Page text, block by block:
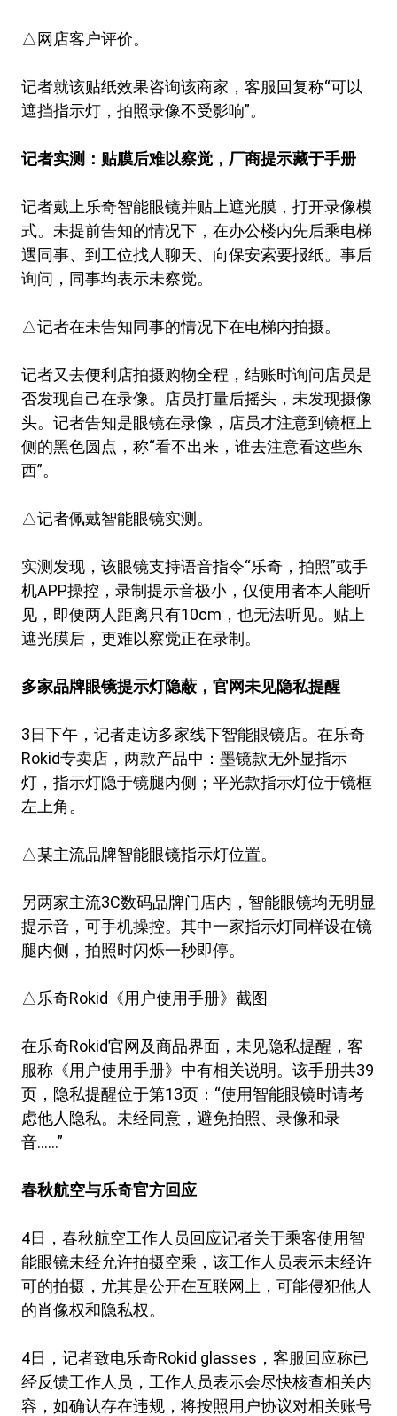
△网店客户评价。
记者就该贴纸效果咨询该商家，客服回复称“可以
遮挡指示灯，拍照录像不受影响”。
记者实测：贴膜后难以察觉，厂商提示藏于手册
记者戴上乐奇智能眼镜并贴上遮光膜，打开录像模
式。未提前告知的情况下，在办公楼内先后乘电梯
遇同事、到工位找人聊天、向保安索要报纸。事后
询问，同事均表示未察觉。
△记者在未告知同事的情况下在电梯内拍摄。
记者又去便利店拍摄购物全程，结账时询问店员是
否发现自己在录像。店员打量后摇头，未发现摄像
头。记者告知是眼镜在录像，店员才注意到镜框上
侧的黑色圆点，称“看不出来，谁去注意看这些东
西”。
△记者佩戴智能眼镜实测。
实测发现，该眼镜支持语音指令“乐奇，拍照”或手
机APP操控，录制提示音极小，仅使用者本人能听
见，即便两人距离只有10cm，也无法听见。贴上
遮光膜后，更难以察觉正在录制。
多家品牌眼镜提示灯隐蔽，官网未见隐私提醒
3日下午，记者走访多家线下智能眼镜店。在乐奇
Rokid专卖店，两款产品中：墨镜款无外显指示
灯，指示灯隐于镜腿内侧；平光款指示灯位于镜框
左上角。
△某主流品牌智能眼镜指示灯位置。
另两家主流3C数码品牌门店内，智能眼镜均无明显
提示音，可手机操控。其中一家指示灯同样设在镜
腿内侧，拍照时闪烁一秒即停。
△乐奇Rokid《用户使用手册》截图
在乐奇Rokid官网及商品界面，未见隐私提醒，客
服称《用户使用手册》中有相关说明。该手册共39
页，隐私提醒位于第13页：“使用智能眼镜时请考
虑他人隐私。未经同意，避免拍照、录像和录
音……”
春秋航空与乐奇官方回应
4日，春秋航空工作人员回应记者关于乘客使用智
能眼镜未经允许拍摄空乘，该工作人员表示未经许
可的拍摄，尤其是公开在互联网上，可能侵犯他人
的肖像权和隐私权。
4日，记者致电乐奇Rokid glasses，客服回应称已
经反馈工作人员，工作人员表示会尽快核查相关内
容，如确认存在违规，将按照用户协议对相关账号